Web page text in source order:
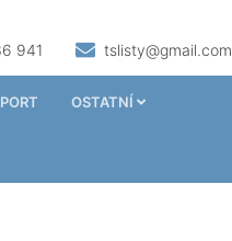
941 tslisty@gmail.com
OSTATNÍ